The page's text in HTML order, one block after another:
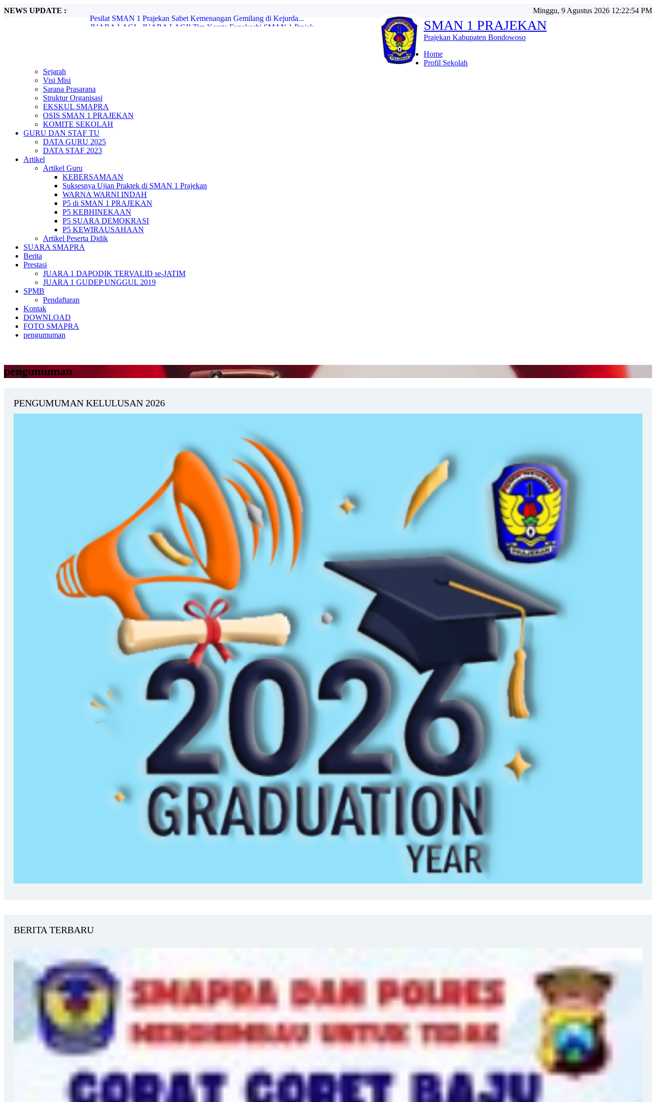
NEWS UPDATE :
JUARA LAGI...JUARA LAGI! Tim Karate Funakoshi SMAN 1 Prajek...
Duel Epik Tim Volly SMAN 1 Prajekan vs. Victor Club dalam Pe...
Pesan Kelulusan 2025 dari SMAPRA & Polres...
Pesilat SMAN 1 Prajekan Sabet Kemenangan Gemilang di Kejurda...
Minggu, 9 Agustus 2026 12:22:57 PM
SMAN 1 PRAJEKAN
Prajekan Kabupaten Bondowoso
Home
Profil Sekolah
Sejarah
Visi Misi
Sarana Prasarana
Struktur Organisasi
EKSKUL SMAPRA
OSIS SMAN 1 PRAJEKAN
KOMITE SEKOLAH
GURU DAN STAF TU
DATA GURU 2025
DATA STAF 2023
Artikel
Artikel Guru
KEBERSAMAAN
Suksesnya Ujian Praktek di SMAN 1 Prajekan
WARNA WARNI INDAH
P5 di SMAN 1 PRAJEKAN
P5 KEBHINEKAAN
P5 SUARA DEMOKRASI
P5 KEWIRAUSAHAAN
Artikel Peserta Didik
SUARA SMAPRA
Berita
Prestasi
JUARA 1 DAPODIK TERVALID se-JATIM
JUARA 1 GUDEP UNGGUL 2019
SPMB
Pendaftaran
Kontak
DOWNLOAD
FOTO SMAPRA
pengumuman
pengumuman
PENGUMUMAN KELULUSAN 2026
BERITA TERBARU